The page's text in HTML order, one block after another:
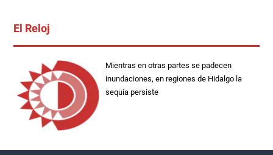
El Reloj
Mientras en otras partes se padecen
inundaciones, en regiones de Hidalgo la
sequía persiste